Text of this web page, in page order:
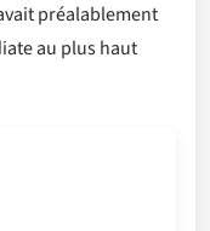
préalablement
au plus haut